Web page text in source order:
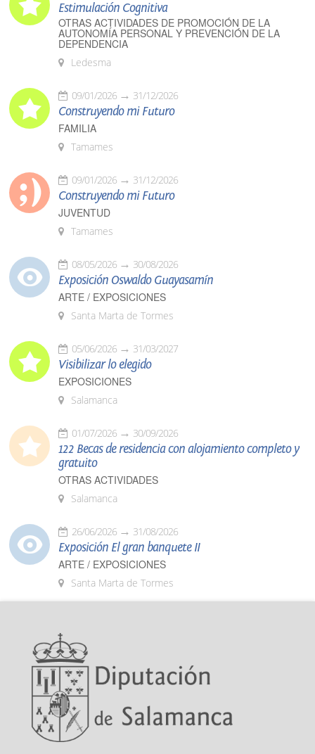
Estimulación Cognitiva
OTRAS ACTIVIDADES DE PROMOCIÓN DE LA
AUTONOMÍA PERSONAL Y PREVENCIÓN DE LA
DEPENDENCIA
Ledesma
09/01/2026 31/12/2026
Construyendo mi Futuro
FAMILIA
Tamames
09/01/2026 31/12/2026
Construyendo mi Futuro
JUVENTUD
Tamames
08/05/2026 30/08/2026
Exposición Oswaldo Guayasamín
ARTE / EXPOSICIONES
Santa Marta de Tormes
05/06/2026 31/03/2027
Visibilizar lo elegido
EXPOSICIONES
Salamanca
01/07/2026 30/09/2026
122 Becas de residencia con alojamiento completo y
gratuito
OTRAS ACTIVIDADES
Salamanca
26/06/2026 31/08/2026
Exposición El gran banquete II
ARTE / EXPOSICIONES
Santa Marta de Tormes